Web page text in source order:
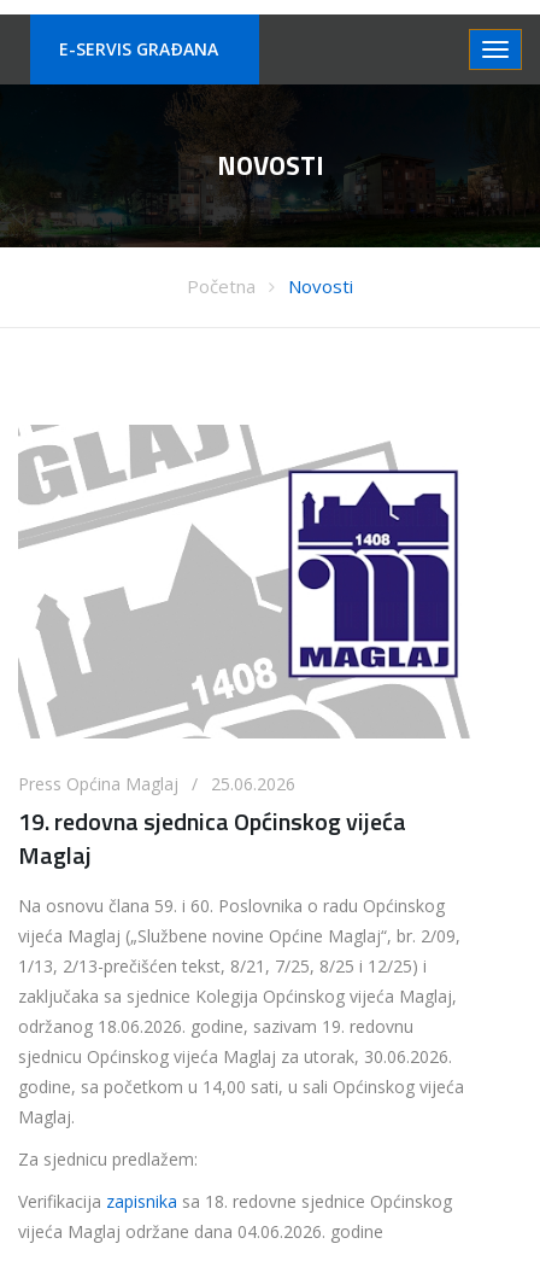
E-SERVIS GRAÐANA
NOVOSTI
Početna Novosti
Press Općina Maglaj / 25.06.2026
19. redovna sjednica Općinskog vijeća
Maglaj
Na osnovu člana 59. i 60. Poslovnika o radu Općinskog
vijeća Maglaj („Službene novine Općine Maglaj“, br. 2/09,
1/13, 2/13-prečišćen tekst, 8/21, 7/25, 8/25 i 12/25) i
zaključaka sa sjednice Kolegija Općinskog vijeća Maglaj,
održanog 18.06.2026. godine, sazivam 19. redovnu
sjednicu Općinskog vijeća Maglaj za utorak, 30.06.2026.
godine, sa početkom u 14,00 sati, u sali Općinskog vijeća
Maglaj.
Za sjednicu predlažem:
Verifikacija zapisnika sa 18. redovne sjednice Općinskog
vijeća Maglaj održane dana 04.06.2026. godine